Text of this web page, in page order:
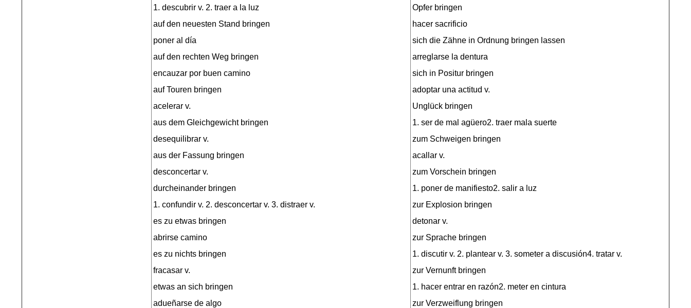
1. descubrir v. 2. traer a la luz
auf den neuesten Stand bringen
poner al día
auf den rechten Weg bringen
encauzar por buen camino
auf Touren bringen
acelerar v.
aus dem Gleichgewicht bringen
desequilibrar v.
aus der Fassung bringen
desconcertar v.
durcheinander bringen
1. confundir v. 2. desconcertar v. 3. distraer v.
es zu etwas bringen
abrirse camino
es zu nichts bringen
fracasar v.
etwas an sich bringen
adueñarse de algo
Opfer bringen
hacer sacrificio
sich die Zähne in Ordnung bringen lassen
arreglarse la dentura
sich in Positur bringen
adoptar una actitud v.
Unglück bringen
1. ser de mal agüero2. traer mala suerte
zum Schweigen bringen
acallar v.
zum Vorschein bringen
1. poner de manifiesto2. salir a luz
zur Explosion bringen
detonar v.
zur Sprache bringen
1. discutir v. 2. plantear v. 3. someter a discusión4. tratar v.
zur Vernunft bringen
1. hacer entrar en razón2. meter en cintura
zur Verzweiflung bringen